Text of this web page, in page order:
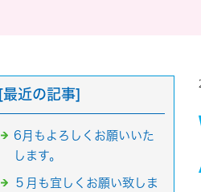
[最近の記事]
6月もよろしくお願いいた
します。
５月も宜しくお願い致しま